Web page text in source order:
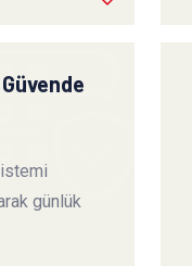
günlük